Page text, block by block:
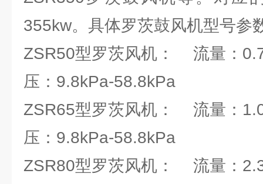
355kw。具体罗茨鼓风机型号参
ZSR50型罗茨风机： 流量：
压：9.8kPa-58.8kPa
ZSR65型罗茨风机： 流量：
压：9.8kPa-58.8kPa
ZSR80型罗茨风机： 流量：